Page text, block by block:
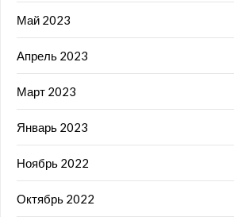
Май 2023
Апрель 2023
Март 2023
Январь 2023
Ноябрь 2022
Октябрь 2022